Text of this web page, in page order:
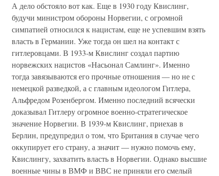
А дело обстояло вот как. Еще в 1930 году Квислинг,
будучи министром обороны Норвегии, с огромной
симпатией относился к нацистам, еще не успевшим взять
власть в Германии. Уже тогда он шел на контакт с
гитлеровцами. В 1933-м Квислинг создал партию
норвежских нацистов «Насьонал Самлинг». Именно
тогда завязываются его прочные отношения — но не с
немецкой разведкой, а с главным идеологом Гитлера,
Альфредом Розенбергом. Именно последний всячески
доказывал Гитлеру огромное военно-стратегическое
значение Норвегии. В 1939-м Квислинг, приехав в
Берлин, предупредил о том, что Британия в случае чего
оккупирует его страну, а значит — нужно помочь ему,
Квислингу, захватить власть в Норвегии. Однако высшие
военные чины в ВМФ и ВВС не приняли его смелый